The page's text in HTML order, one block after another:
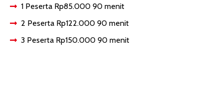
1 Peserta Rp85.000 90 menit
2 Peserta Rp122.000 90 menit
3 Peserta Rp150.000 90 menit